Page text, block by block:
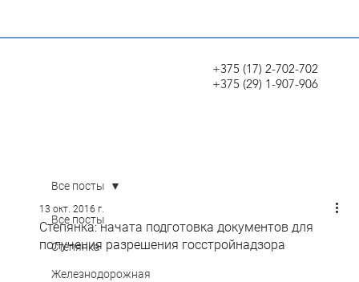
+375 (17) 2-702-702
+375 (29) 1-907-906
Все посты
Степянка
Железнодорожная
Все посты
Степянка: начата подготовка документов для
получения разрешения госстройнадзора
13 окт. 2016 г.